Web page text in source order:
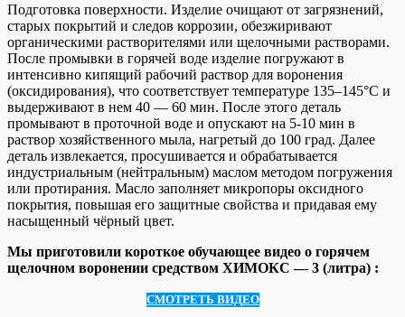
Подготовка поверхности. Изделие очищают от загрязнений,
старых покрытий и следов коррозии, обезжиривают
органическими растворителями или щелочными растворами.
После промывки в горячей воде изделие погружают в
интенсивно кипящий рабочий раствор для воронения
(оксидирования), что соответствует температуре 135–145°C и
выдерживают в нем 40 — 60 мин. После этого деталь
промывают в проточной воде и опускают на 5-10 мин в
раствор хозяйственного мыла, нагретый до 100 град. Далее
деталь извлекается, просушивается и обрабатывается
индустриальным (нейтральным) маслом методом погружения
или протирания. Масло заполняет микропоры оксидного
покрытия, повышая его защитные свойства и придавая ему
насыщенный чёрный цвет.
Мы приготовили короткое обучающее видео о горячем
щелочном воронении средством ХИМОКС — 3 (литра) :
СМОТРЕТЬ ВИДЕО